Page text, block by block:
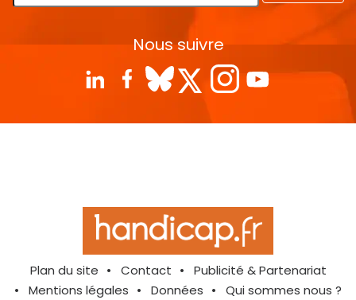
Nous suivre
Plan du site Contact
Publicité & Partenariat
Mentions légales
Données Qui sommes nous ?